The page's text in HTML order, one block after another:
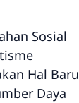
Sosial
Hal Baru
Daya